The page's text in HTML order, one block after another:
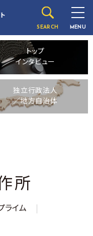
SEARCH MENU
トップ
インタビュー
独立行政法人
／地方自治体
所
ライム